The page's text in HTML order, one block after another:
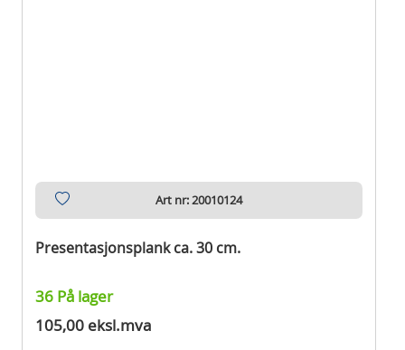
Art nr: 20010124
Presentasjonsplank ca. 30 cm.
36 På lager
105,00 eksl.mva